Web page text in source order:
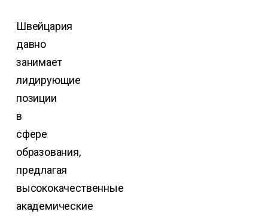
Швейцария
давно
занимает
лидирующие
позиции
в
сфере
образования,
предлагая
высококачественные
академические